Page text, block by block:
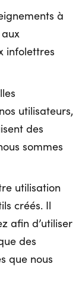
à
infolettres
utilisateurs,
des
sommes
utilisation
créés. Il
afin d’utiliser
des
que nous